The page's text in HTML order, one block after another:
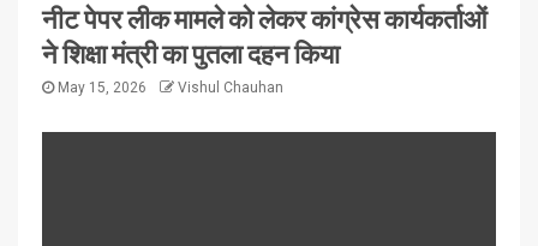
नीट पेपर लीक मामले को लेकर कांग्रेस कार्यकर्ताओं
ने शिक्षा मंत्री का पुतला दहन किया
May 15, 2026 Vishul Chauhan